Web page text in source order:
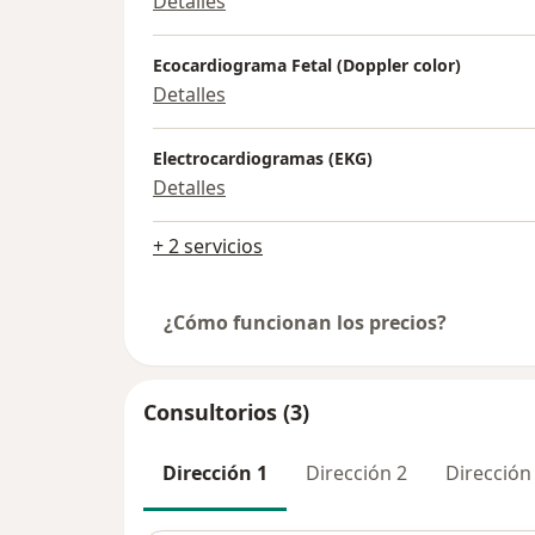
Ecocardiograma Fetal (Doppler color)
Detalles
Electrocardiogramas (EKG)
Detalles
+ 2 servicios
¿Cómo funcionan los precios?
Consultorios (3)
Dirección 1 Dirección 2 Dirección